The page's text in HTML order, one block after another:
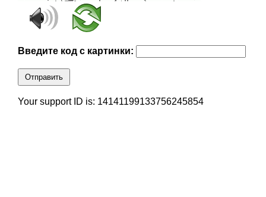
Введите код с картинки:
Отправить
Your support ID is: 14141199133756245854